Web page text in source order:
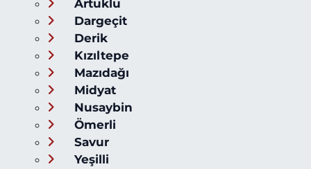
Artuklu
Dargeçit
Derik
Kızıltepe
Mazıdağı
Midyat
Nusaybin
Ömerli
Savur
Yeşilli